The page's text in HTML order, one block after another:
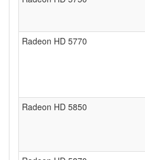
Radeon HD 5770
Radeon HD 5850